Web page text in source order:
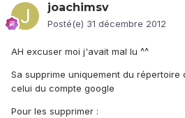
joachimsv
Posté(e) 31 décembre 2012
AH excuser moi j'avait mal lu ^^
Sa supprime uniquement du répertoire
celui du compte google
Pour les supprimer :